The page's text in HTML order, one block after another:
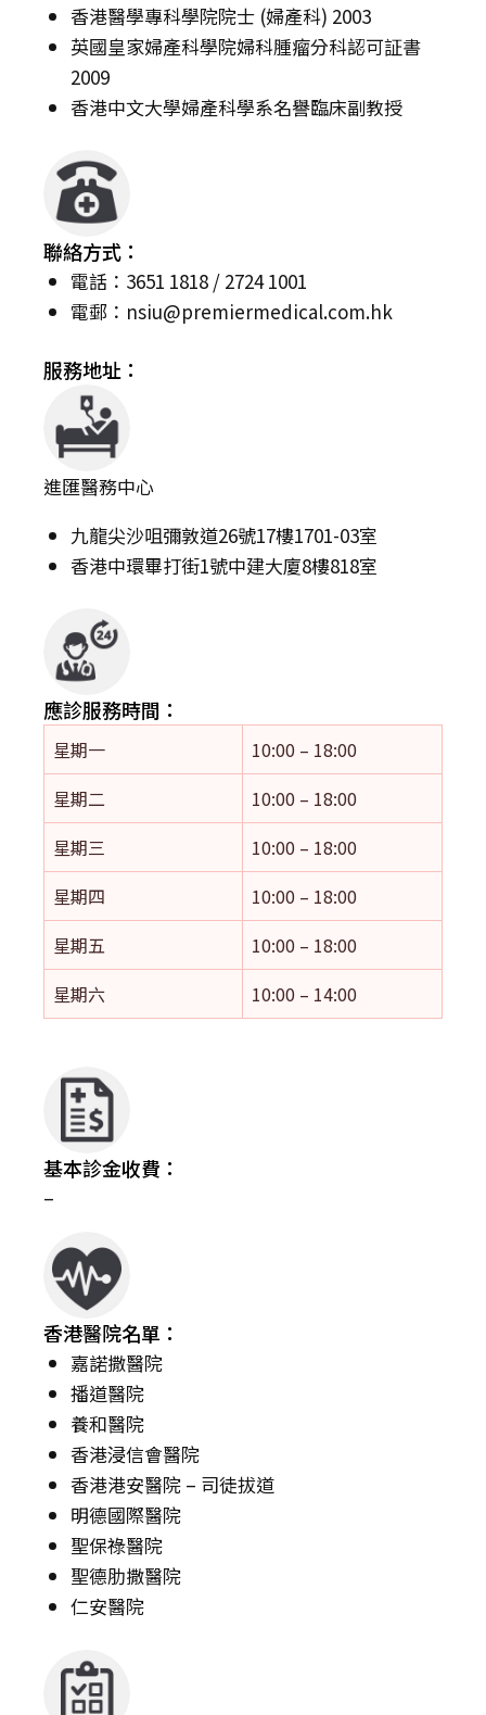
香港醫學專科學院院士 (婦產科) 2003
英國皇家婦產科學院婦科腫瘤分科認可証書
2009
香港中文大學婦產科學系名譽臨床副教授
聯絡方式：
電話：3651 1818 / 2724 1001
電郵： nsiu@premiermedical.com.hk
服務地址：
進匯醫務中心
九龍尖沙咀彌敦道26號17樓1701-03室
香港中環畢打街1號中建大廈8樓818室
應診服務時間：
星期一
10:00 – 18:00
星期二
10:00 – 18:00
星期三
10:00 – 18:00
星期四
10:00 – 18:00
星期五
10:00 – 18:00
星期六
10:00 – 14:00
基本診金收費：
–
香港醫院名單：
嘉諾撒醫院
播道醫院
養和醫院
香港浸信會醫院
香港港安醫院 – 司徒拔道
明德國際醫院
聖保祿醫院
聖德肋撒醫院
仁安醫院